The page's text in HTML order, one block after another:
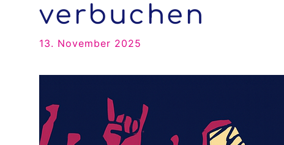
verbuchen
13. November 2025